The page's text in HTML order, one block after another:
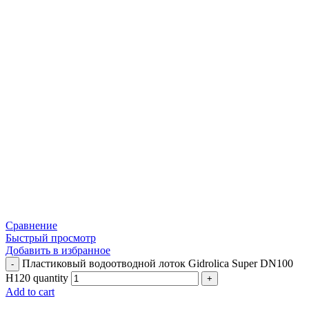
Сравнение
Быстрый просмотр
Добавить в избранное
Пластиковый водоотводной лоток Gidrolica Super DN100
H120 quantity
Add to cart